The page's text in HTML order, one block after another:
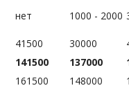
нет 1000 - 2000
41500 30000
141500 137000
161500 148000